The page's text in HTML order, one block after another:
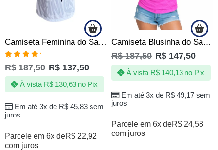
Camiseta Feminina do Santos FC Torcedora Peixe Oficial
Avaliação
5.00de 5
R$187,50 R$ 137,50
Em até 3x de R$45,83sem
juros
À vista R$130,63 no Pix
Parcele em 6x deR$ 22,92
com juros
Camiseta Blusinha do Santos Feminina Rosa Mulher Baby look
R$187,50 R$ 147,50
Em até 3x de R$49,17sem
juros
À vista R$140,13 no Pix
Parcele em 6x deR$ 24,58
com juros